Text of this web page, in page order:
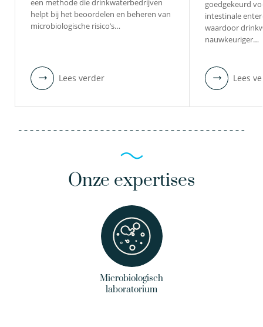
een methode die drinkwaterbedrijven
helpt bij het beoordelen en beheren van
microbiologische risico’s…
Lees verder
goedgekeurd
intestinale
waardoor
nauwkeuriger…
Lees
Onze expertises
Microbiologisch
laboratorium